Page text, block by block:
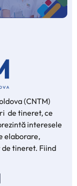
(CNTM)
de tineret, ce
interesele
elaborare,
tineret. Fiind